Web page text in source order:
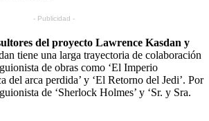
- Publicidad -
del proyecto Lawrence Kasdan y
tiene una larga trayectoria de colaboración
de obras como ‘El Imperio
del arca perdida’ y ‘El Retorno del Jedi’. Por
de ‘Sherlock Holmes’ y ‘Sr. y Sra.